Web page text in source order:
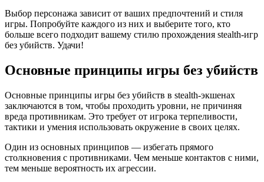
Выбор персонажа зависит от ваших предпочтений и стиля
игры. Попробуйте каждого из них и выберите того, кто
больше всего подходит вашему стилю прохождения stealth-игр
без убийств. Удачи!
Основные принципы игры без убийств
Основные принципы игры без убийств в stealth-экшенах
заключаются в том, чтобы проходить уровни, не причиняя
вреда противникам. Это требует от игрока терпеливости,
тактики и умения использовать окружение в своих целях.
Один из основных принципов — избегать прямого
столкновения с противниками. Чем меньше контактов с ними,
тем меньше вероятность их агрессии.